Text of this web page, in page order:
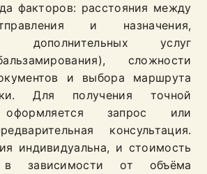
факторов: расстояния между
и назначения,
дополнительных услуг
сложности
и выбора маршрута
Для получения точной
запрос или
консультация.
индивидуальна, и стоимость
в зависимости от объёма